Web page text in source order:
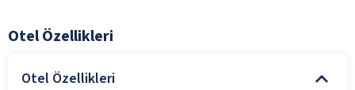
Otel Özellikleri
Otel Özellikleri